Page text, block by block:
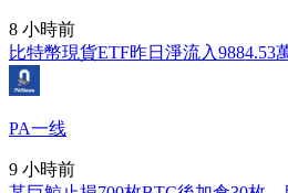
8 小時前
比特幣現貨ETF昨日淨流入9884.53
PA一线
9 小時前